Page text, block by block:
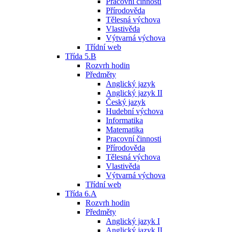
Přírodověda
Tělesná výchova
Vlastivěda
Výtvarná výchova
Třídní web
Třída 5.B
Rozvrh hodin
Předměty
Anglický jazyk
Anglický jazyk II
Český jazyk
Hudební výchova
Informatika
Matematika
Pracovní činnosti
Přírodověda
Tělesná výchova
Vlastivěda
Výtvarná výchova
Třídní web
Třída 6.A
Rozvrh hodin
Předměty
Anglický jazyk I
Anglický jazyk II